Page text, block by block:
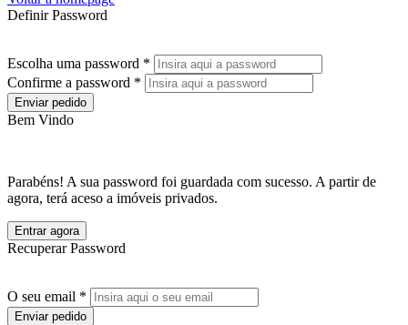
Definir Password
Escolha uma password *
Confirme a password *
Enviar pedido
Bem Vindo
Parabéns! A sua password foi guardada com sucesso. A partir de
agora, terá aceso a imóveis privados.
Entrar agora
Recuperar Password
O seu email *
Enviar pedido